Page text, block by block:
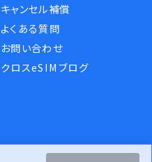
キャンセル補償
よくある質問
お問い合わせ
クロスeSIMブログ